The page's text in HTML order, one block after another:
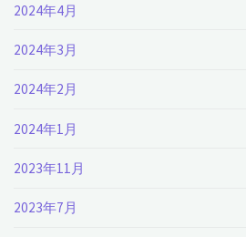
2024年4月
2024年3月
2024年2月
2024年1月
2023年11月
2023年7月